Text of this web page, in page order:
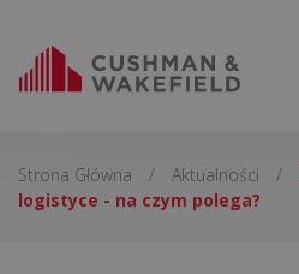
Strona Główna / Aktualności /
logistyce - na czym polega?